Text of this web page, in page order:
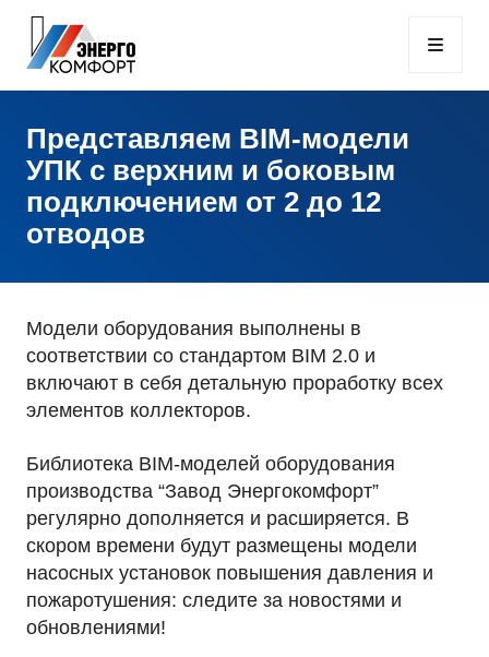
Представляем BIM-модели
УПК с верхним и боковым
подключением от 2 до 12
отводов
Модели оборудования выполнены в
соответствии со стандартом BIM 2.0 и
включают в себя детальную проработку всех
элементов коллекторов.
Библиотека BIM-моделей оборудования
производства “Завод Энергокомфорт”
регулярно дополняется и расширяется. В
скором времени будут размещены модели
насосных установок повышения давления и
пожаротушения: следите за новостями и
обновлениями!